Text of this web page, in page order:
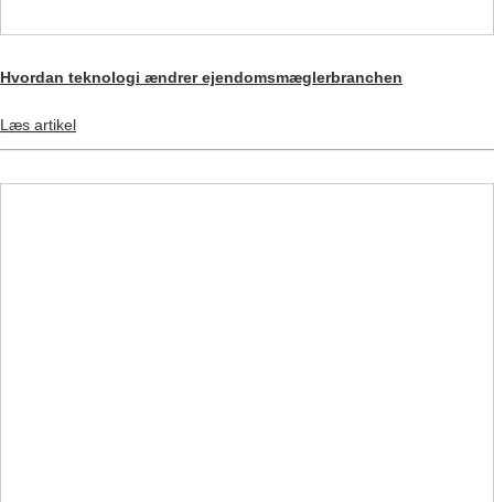
Hvordan teknologi ændrer ejendomsmæglerbranchen
Læs artikel